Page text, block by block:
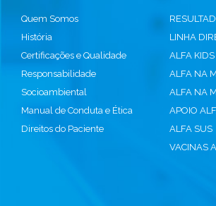
Quem Somos
História
Certificações e Qualidade
Responsabilidade
Socioambiental
Manual de Conduta e Ética
Direitos do Paciente
LINHA
ALFA KIDS
ALFA NA
ALFA NA
APOIO
ALFA SUS
VACINAS